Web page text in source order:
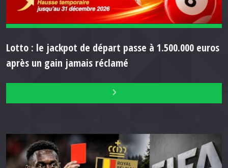
Lotto : le jackpot de départ passe à 1.500.000 euros
après un gain jamais réclamé